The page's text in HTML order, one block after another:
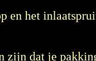
het
zijn dat je